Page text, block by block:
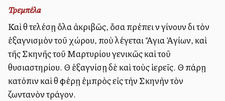
Τρεμπέλα
Καὶ θὰ τελέσῃ ὅλα ἀκριβῶς, ὅσα πρέπει νὰ γίνουν διὰ τὸν
ἑξαγνισμὸν τοῦ χώρου, ποὺ λέγεται Ἅγια Ἁγίων, καὶ
τῆς Σκηνῆς τοῦ Μαρτυρίου γενικῶς καὶ τοῦ
θυσιαστηρίου. Θὰ ἑξαγνίσῃ δὲ καὶ τοὺς ἱερεῖς. Θὰ πάρῃ
κατόπιν καὶ θὰ φέρῃ ἐμπρὸς εἰς τὴν Σκηνὴν τὸν
ζωντανὸν τράγον.